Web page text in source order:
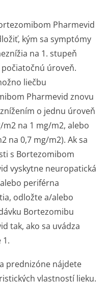
Pharmevid
kým sa symptómy
na 1. stupeň
úroveň.
liečbu
Pharmevid znovu
o jednu úroveň
m2 na 1 mg/m2, alebo
2 na 0,7 mg/m2). Ak sa
s Bortezomibom
vyskytne neuropatická
periférna
odložte a/alebo
Bortezomibu
tak, ako sa uvádza
1.
prednizóne nájdete
vlastností lieku.